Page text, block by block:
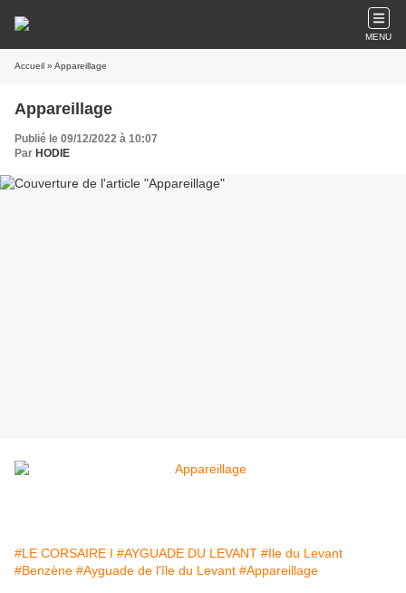
MENU
Accueil » Appareillage
Appareillage
Publié le 09/12/2022 à 10:07
Par HODIE
#LE CORSAIRE I #AYGUADE DU LEVANT #Ile du Levant
#Benzène #Ayguade de l'île du Levant #Appareillage